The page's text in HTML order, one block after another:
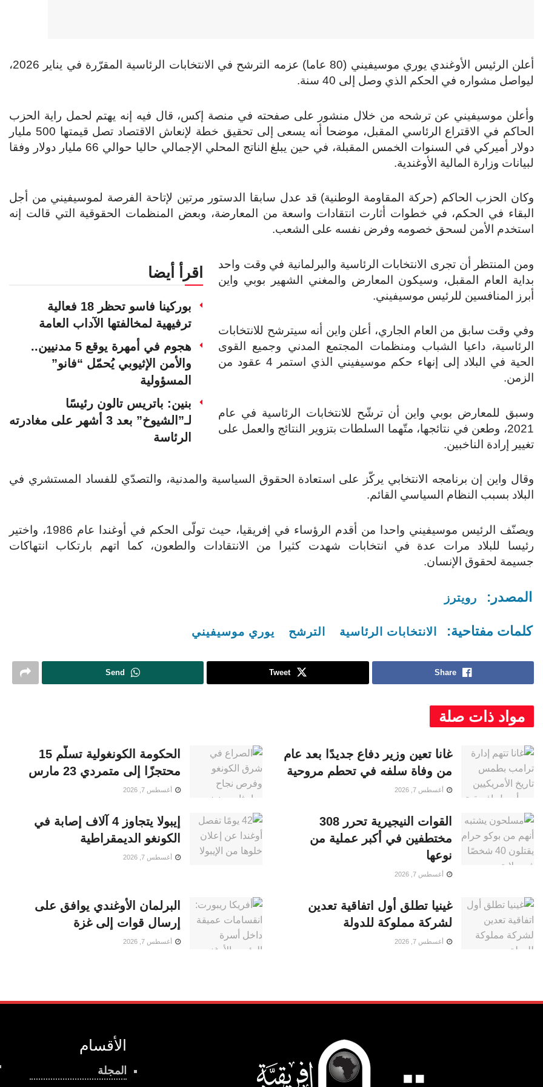
أعلن الرئيس الأوغندي يوري موسيفيني (80 عاما) عزمه الترشح في الانتخابات الرئاسية المقرّرة في يناير 2026،
ليواصل مشواره في الحكم الذي وصل إلى 40 سنة.
وأعلن موسيفيني عن ترشحه من خلال منشور على صفحته في منصة إكس، قال فيه إنه يهتم لحمل راية الحزب
الحاكم في الاقتراع الرئاسي المقبل، موضحا أنه يسعى إلى تحقيق خطة لإنعاش الاقتصاد تصل قيمتها 500 مليار
دولار أميركي في السنوات الخمس المقبلة، في حين يبلغ الناتج المحلي الإجمالي حاليا حوالي 66 مليار دولار وفقا
لبيانات وزارة المالية الأوغندية.
وكان الحزب الحاكم (حركة المقاومة الوطنية) قد عدل سابقا الدستور مرتين لإتاحة الفرصة لموسيفيني من أجل
البقاء في الحكم، في خطوات أثارت انتقادات واسعة من المعارضة، وبعض المنظمات الحقوقية التي قالت إنه
استخدم الأمن لسحق خصومه وفرض نفسه على الشعب.
اقرأ أيضا
بوركينا فاسو تحظر 18 فعالية
ترفيهية لمخالفتها الآداب العامة
هجوم في أمهرة يوقع 5 مدنيين..
والأمن الإثيوبي يُحمّل “فانو”
المسؤولية
بنين: باتريس تالون رئيسًا
لـ”الشيوخ” بعد 3 أشهر على مغادرته
الرئاسة
ومن المنتظر أن تجرى الانتخابات الرئاسية والبرلمانية في وقت واحد
بداية العام المقبل، وسيكون المعارض والمغني الشهير بوبي واين
أبرز المنافسين للرئيس موسيفيني.
وفي وقت سابق من العام الجاري، أعلن واين أنه سيترشح للانتخابات
الرئاسية، داعيا الشباب ومنظمات المجتمع المدني وجميع القوى
الحية في البلاد إلى إنهاء حكم موسيفيني الذي استمر 4 عقود من
الزمن.
وسبق للمعارض بوبي واين أن ترشّح للانتخابات الرئاسية في عام
2021، وطعن في نتائجها، متّهما السلطات بتزوير النتائج والعمل على
تغيير إرادة الناخبين.
وقال واين إن برنامجه الانتخابي يركّز على استعادة الحقوق السياسية والمدنية، والتصدّي للفساد المستشري في
البلاد بسبب النظام السياسي القائم.
ويصنّف الرئيس موسيفيني واحدا من أقدم الرؤساء في إفريقيا، حيث تولّى الحكم في أوغندا عام 1986، واختير
رئيسا للبلاد مرات عدة في انتخابات شهدت كثيرا من الانتقادات والطعون، كما اتهم بارتكاب انتهاكات
جسيمة لحقوق الإنسان.
المصدر: رويترز
كلمات مفتاحية: الانتخابات الرئاسية الترشح يوري موسيفيني
Share
Tweet
Send
مواد ذات صلة
غانا تعين وزير دفاع جديدًا بعد عام
من وفاة سلفه في تحطم مروحية
أغسطس 7, 2026
الحكومة الكونغولية تسلّم 15
محتجزًا إلى متمردي 23 مارس
أغسطس 7, 2026
القوات النيجيرية تحرر 308
مختطفين في أكبر عملية من
نوعها
أغسطس 7, 2026
إيبولا يتجاوز 4 آلاف إصابة في
الكونغو الديمقراطية
أغسطس 7, 2026
غينيا تطلق أول اتفاقية تعدين
لشركة مملوكة للدولة
أغسطس 7, 2026
البرلمان الأوغندي يوافق على
إرسال قوات إلى غزة
أغسطس 7, 2026
الأقسام
المجلة